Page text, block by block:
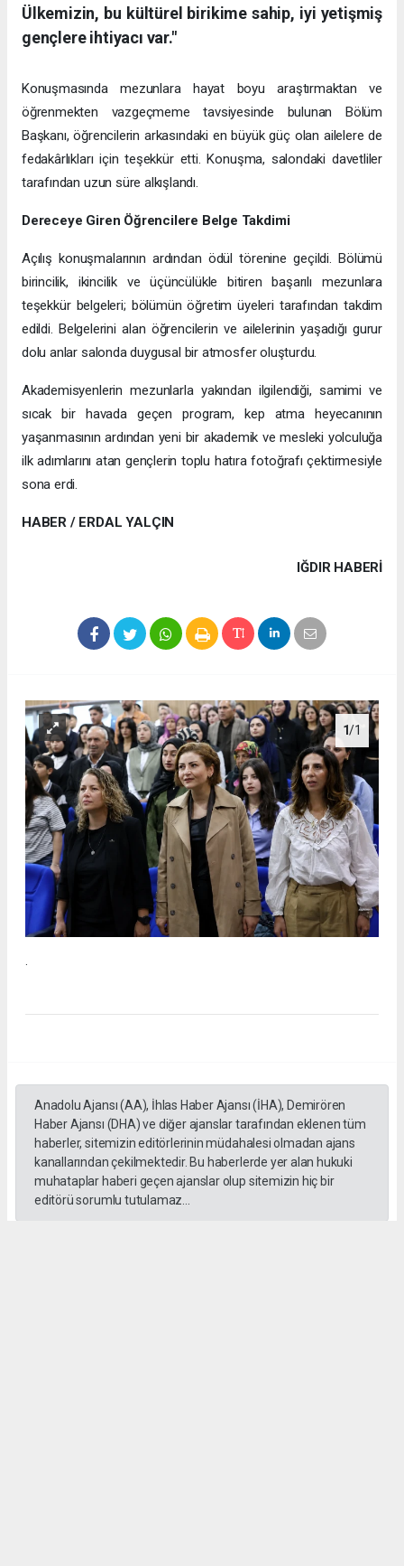
Ülkemizin, bu kültürel birikime sahip, iyi yetişmiş
gençlere ihtiyacı var."
Konuşmasında mezunlara hayat boyu araştırmaktan ve
öğrenmekten vazgeçmeme tavsiyesinde bulunan Bölüm
Başkanı, öğrencilerin arkasındaki en büyük güç olan ailelere de
fedakârlıkları için teşekkür etti. Konuşma, salondaki davetliler
tarafından uzun süre alkışlandı.
Dereceye Giren Öğrencilere Belge Takdimi
Açılış konuşmalarının ardından ödül törenine geçildi. Bölümü
birincilik, ikincilik ve üçüncülükle bitiren başarılı mezunlara
teşekkür belgeleri; bölümün öğretim üyeleri tarafından takdim
edildi. Belgelerini alan öğrencilerin ve ailelerinin yaşadığı gurur
dolu anlar salonda duygusal bir atmosfer oluşturdu.
Akademisyenlerin mezunlarla yakından ilgilendiği, samimi ve
sıcak bir havada geçen program, kep atma heyecanının
yaşanmasının ardından yeni bir akademik ve mesleki yolculuğa
ilk adımlarını atan gençlerin toplu hatıra fotoğrafı çektirmesiyle
sona erdi.
HABER / ERDAL YALÇIN
IĞDIR HABERİ
1/1
Anadolu Ajansı (AA), İhlas Haber Ajansı (İHA), Demirören
Haber Ajansı (DHA) ve diğer ajanslar tarafından eklenen tüm
haberler, sitemizin editörlerinin müdahalesi olmadan ajans
kanallarından çekilmektedir. Bu haberlerde yer alan hukuki
muhataplar haberi geçen ajanslar olup sitemizin hiç bir
editörü sorumlu tutulamaz...